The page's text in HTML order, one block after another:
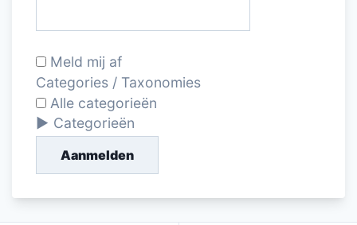
Meld mij af
Categories / Taxonomies
Alle categorieën
Categorieën
Aanmelden